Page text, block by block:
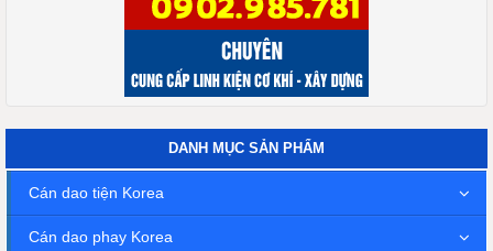
DANH MỤC SẢN PHẨM
Cán dao tiện Korea
Cán dao phay Korea